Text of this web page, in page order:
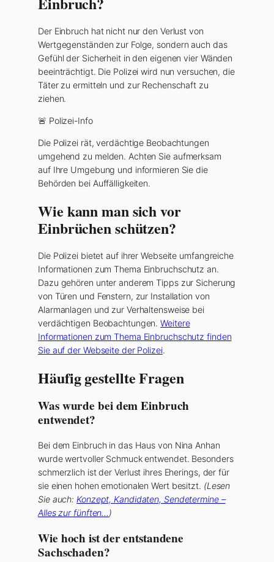
Der Einbruch hat nicht nur den Verlust von
Wertgegenständen zur Folge, sondern auch das
Gefühl der Sicherheit in den eigenen vier Wänden
beeinträchtigt. Die Polizei wird nun versuchen, die
Täter zu ermitteln und zur Rechenschaft zu
ziehen.
🚨 Polizei-Info
Die Polizei rät, verdächtige Beobachtungen
umgehend zu melden. Achten Sie aufmerksam
auf Ihre Umgebung und informieren Sie die
Behörden bei Auffälligkeiten.
Wie kann man sich vor
Einbrüchen schützen?
Die Polizei bietet auf ihrer Webseite umfangreiche
Informationen zum Thema Einbruchschutz an.
Dazu gehören unter anderem Tipps zur Sicherung
von Türen und Fenstern, zur Installation von
Alarmanlagen und zur Verhaltensweise bei
verdächtigen Beobachtungen.Weitere
Informationen zum Thema Einbruchschutz finden
Sie auf der Webseite der Polizei.
Häufig gestellte Fragen
Was wurde bei dem Einbruch
entwendet?
Bei dem Einbruch in das Haus von Nina Anhan
wurde wertvoller Schmuck entwendet. Besonders
schmerzlich ist der Verlust ihres Eherings, der für
sie einen hohen emotionalen Wert besitzt. (Lesen
Sie auch: Konzept, Kandidaten, Sendetermine –
Alles zur fünften…)
Wie hoch ist der entstandene
Sachschaden?